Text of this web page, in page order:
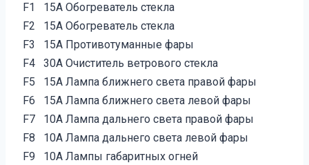
F1
15А Обогреватель стекла
F2
15А Обогреватель стекла
F3
15А Противотуманные фары
F4
30А Очиститель ветрового стекла
F5
15А Лампа ближнего света правой фары
F6
15А Лампа ближнего света левой фары
F7
10А Лампа дальнего света правой фары
F8
10А Лампа дальнего света левой фары
F9
10А Лампы габаритных огней